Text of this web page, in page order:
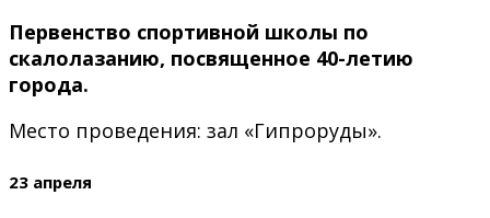
Первенство спортивной школы по
скалолазанию, посвященное 40-летию
города.
Место проведения: зал «Гипроруды».
23 апреля